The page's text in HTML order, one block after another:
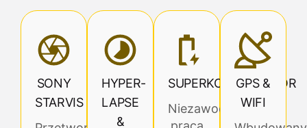
SONY
STARVIS
HYPER-
LAPSE
&
SUPERKONDENSATOR
Niezawodna
GPS &
WIFI